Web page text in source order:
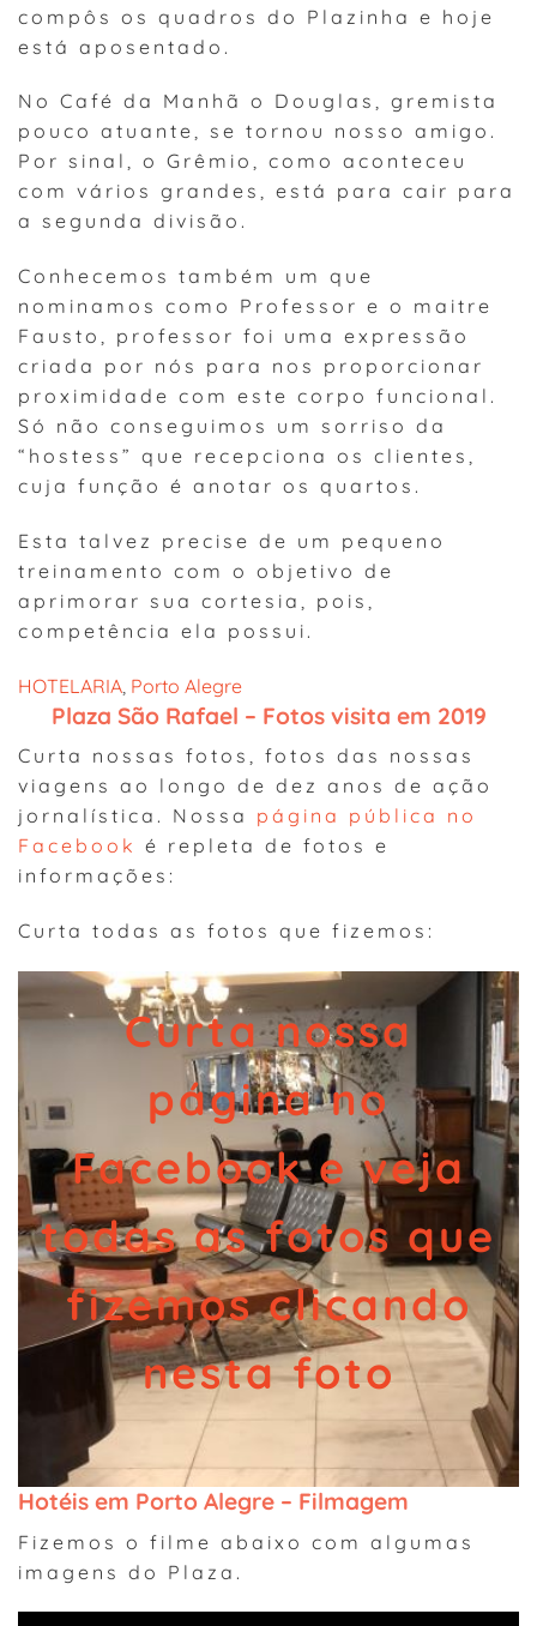
compôs os quadros do Plazinha e hoje
está aposentado.
No Café da Manhã o Douglas, gremista
pouco atuante, se tornou nosso amigo.
Por sinal, o Grêmio, como aconteceu
com vários grandes, está para cair para
a segunda divisão.
Conhecemos também um que
nominamos como Professor e o maitre
Fausto, professor foi uma expressão
criada por nós para nos proporcionar
proximidade com este corpo funcional.
Só não conseguimos um sorriso da
“hostess” que recepciona os clientes,
cuja função é anotar os quartos.
Esta talvez precise de um pequeno
treinamento com o objetivo de
aprimorar sua cortesia, pois,
competência ela possui.
HOTELARIA Porto Alegre
Plaza São Rafael – Fotosvisita em 2019
Curta nossas fotos, fotos das nossas
viagens ao longo de dez anos de ação
jornalística. Nossa página pública no
Facebook é repleta de fotos e
informações:
Curta todas as fotos que fizemos:
Curta nossa
página no
Facebook e veja
todas as fotos que
fizemos clicando
nesta foto
Hotéis em Porto Alegre – Filmagem
Fizemos o filme abaixo com algumas
imagens do Plaza.